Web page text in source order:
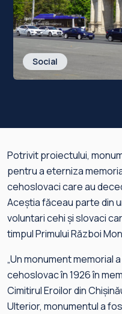
Social
Potrivit proiectului,
pentru a eterniza
cehoslovaci care au
Aceștia făceau parte din
voluntari cehi și slovaci
timpul Primului Război
„Un monument memorial
cehoslovac în 1926 în
Cimitirul Eroilor din
Ulterior, monumentul a